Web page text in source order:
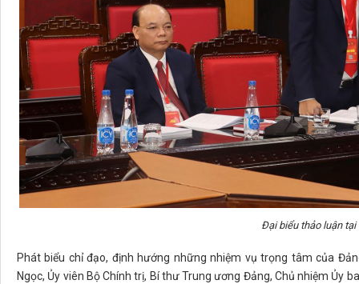
Đại biểu thảo luận tại
Phát biểu chỉ đạo, định hướng những nhiệm vụ trọng tâm của
Ngọc, Ủy viên Bộ Chính trị, Bí thư Trung ương Đảng, Chủ nhiệm Ủy